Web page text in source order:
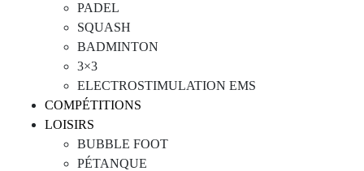
PADEL
SQUASH
BADMINTON
3×3
ELECTROSTIMULATION EMS
COMPÉTITIONS
LOISIRS
BUBBLE FOOT
PÉTANQUE